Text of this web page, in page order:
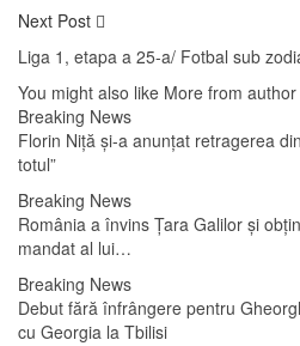
Next Post
Liga 1, etapa a 25-a/ Fotbal sub
You might also like More from author
Breaking News
Florin Niță și-a anunțat retragerea
totul”
Breaking News
România a învins Țara Galilor și
mandat al lui…
Breaking News
Debut fără înfrângere pentru
cu Georgia la Tbilisi